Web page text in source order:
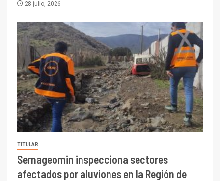
28 julio, 2026
TITULAR
Sernageomin inspecciona sectores
afectados por aluviones en la Región de